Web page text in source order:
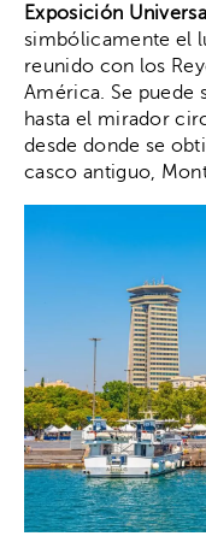
Exposición
simbólicamente el
reunido con los
América. Se puede
hasta el mirador
desde donde se
casco antiguo,